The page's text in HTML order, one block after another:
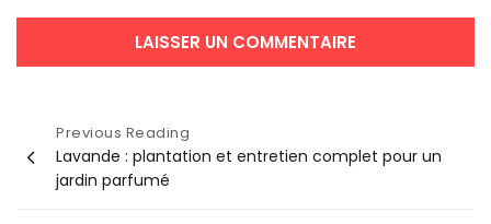
Navigation
de
l’article
Previous Reading
Lavande : plantation et entretien complet pour un
jardin parfumé